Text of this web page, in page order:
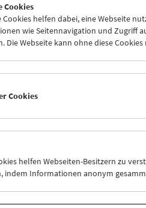
Von wegen Schicksal
In person
Cookies
helfen dabei, eine Webseite
wie Seitennavigation und Zugriff
Die Webseite kann ohne diese
Cookies
helfen Webseiten-Besitzern zu
indem Informationen anonym